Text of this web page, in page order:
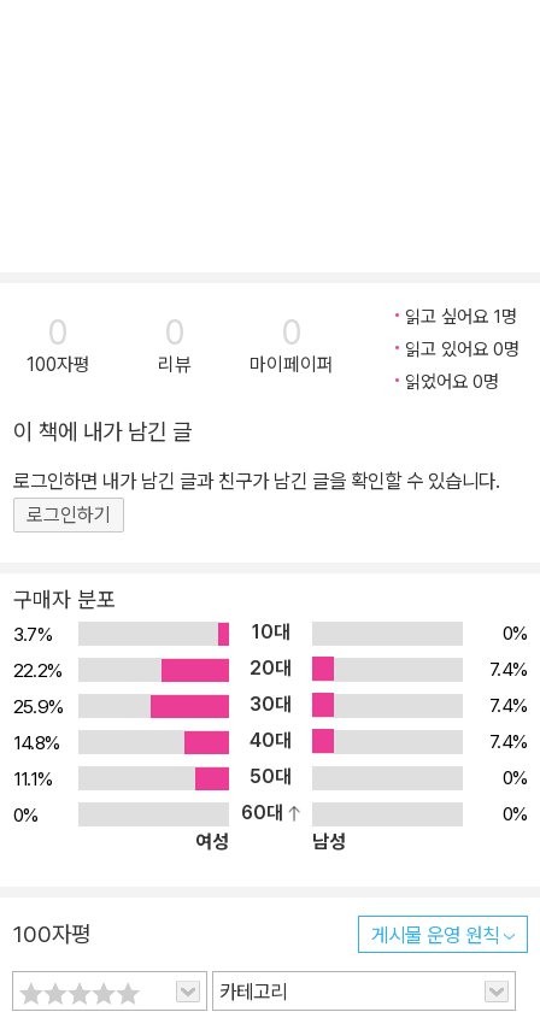
0
100자평
0
리뷰
0
마이페이퍼
읽고 싶어요 1명
읽고 있어요 0명
읽었어요 0명
이 책에 내가 남긴 글
로그인하면 내가 남긴 글과 친구가 남긴 글을 확인할 수 있습니다.
로그인하기
구매자 분포
3.7% 10대
0%
22.2%
20대
7.4%
25.9%
30대
7.4%
14.8%
40대
7.4%
11.1%
50대
0%
0%
60대
0%
여성
남성
100자평 게시물 운영 원칙
카테고리